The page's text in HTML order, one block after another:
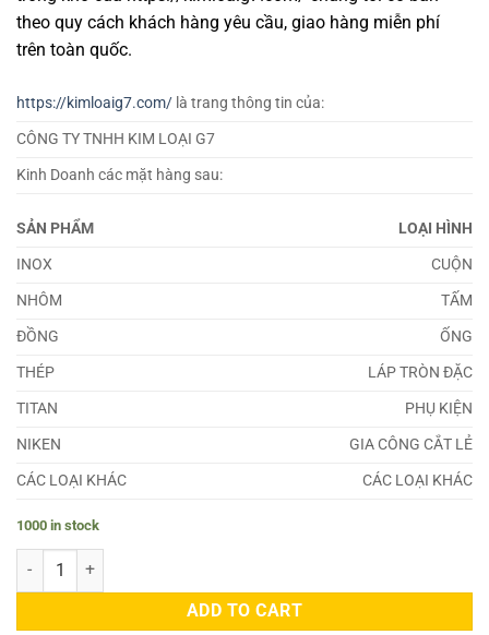
theo quy cách khách hàng yêu cầu, giao hàng miễn phí
trên toàn quốc.
https://kimloaig7.com/ là trang thông tin của:
CÔNG TY TNHH KIM LOẠI G7
Kinh Doanh các mặt hàng sau:
SẢN PHẨM
LOẠI HÌNH
INOX
CUỘN
NHÔM
TẤM
ĐỒNG
ỐNG
THÉP
LÁP TRÒN ĐẶC
TITAN
PHỤ KIỆN
NIKEN
GIA CÔNG CẮT LẺ
CÁC LOẠI KHÁC
CÁC LOẠI KHÁC
1000 in stock
Láp Nhôm 7075 Phi 156 quantity
ADD TO CART